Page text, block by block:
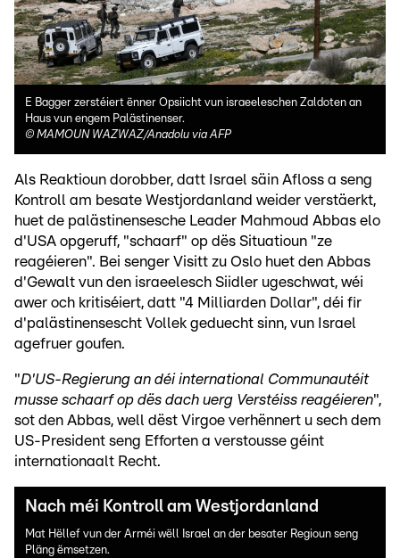
E Bagger zerstéiert ënner Opsiicht vun israeeleschen Zaldoten an
Haus vun engem Palästinenser.
© MAMOUN WAZWAZ/Anadolu via AFP
Als Reaktioun dorobber, datt Israel säin Afloss a seng
Kontroll am besate Westjordanland weider verstäerkt,
huet de palästinensesche Leader Mahmoud Abbas elo
d'USA opgeruff, "schaarf" op dës Situatioun "ze
reagéieren". Bei senger Visitt zu Oslo huet den Abbas
d'Gewalt vun den israeelesch Siidler ugeschwat, wéi
awer och kritiséiert, datt "4 Milliarden Dollar", déi fir
d'palästinensescht Vollek geduecht sinn, vun Israel
agefruer goufen.
"D'US-Regierung an déi international Communautéit
musse schaarf op dës dach uerg Verstéiss reagéieren",
sot den Abbas, well dëst Virgoe verhënnert u sech dem
US-President seng Efforten a verstousse géint
internationaalt Recht.
Nach méi Kontroll am Westjordanland
Mat Hëllef vun der Arméi wëll Israel an der besater Regioun seng
Pläng ëmsetzen.